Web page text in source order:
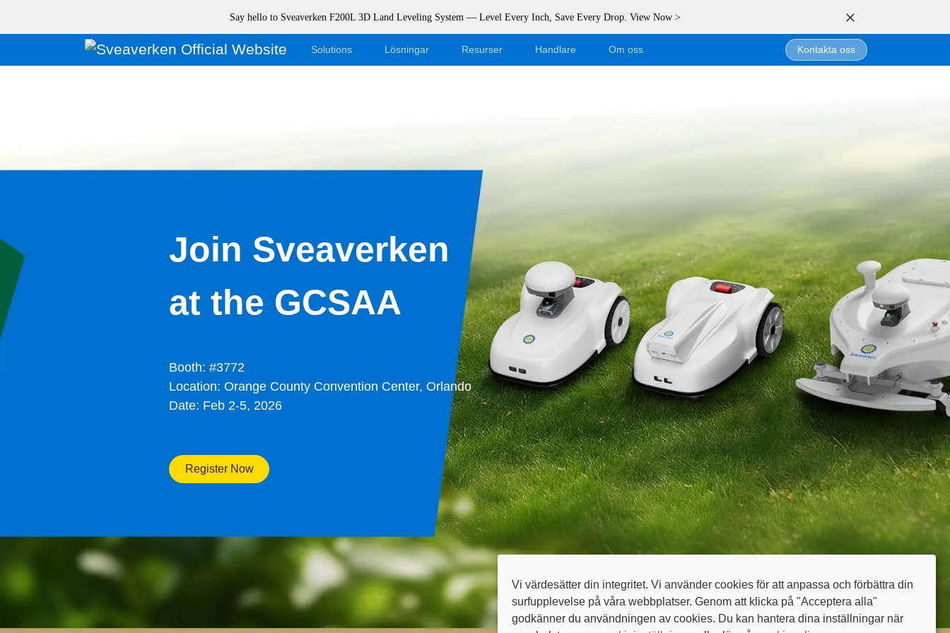
Say hello to Sveaverken F200L 3D Land Leveling System — Level Every Inch, Save Every Drop. View Now >
Solutions Lösningar Resurser
Stöd
Ladda ner
Handlare Om oss Kontakta oss
Join Sveaverken
at the GCSAA
Booth: #3772
Location: Orange County Convention Center, Orlando
Date: Feb 2-5, 2026
Register Now
Vi värdesätter din integritet. Vi använder cookies för att anpassa och förbättra din
surfupplevelse på våra webbplatser. Genom att klicka på "Acceptera alla"
godkänner du användningen av cookies. Du kan hantera dina inställningar när